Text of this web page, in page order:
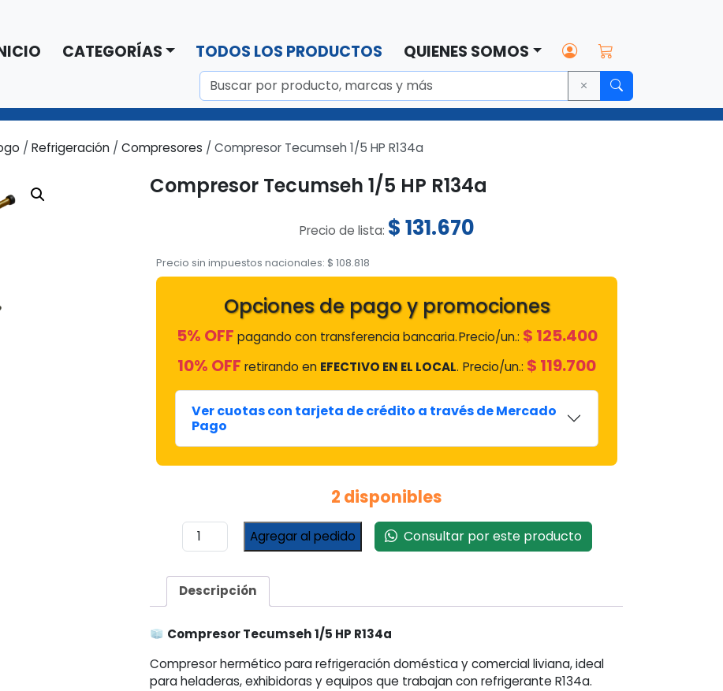
CATEGORÍAS TODOS LOS PRODUCTOS QUIENES SOMOS
/ Refrigeración / Compresores / Compresor Tecumseh 1/5 HP R134a
Compresor Tecumseh 1/5 HP R134a
Precio de lista: $131.670
Precio sin impuestos nacionales:$ 108.818
Opciones de pago y promociones
5% OFF pagando con transferencia bancaria.Precio/un.: $ 125.400
10% OFF retirando en EFECTIVO EN EL LOCAL. Precio/un.: $ 119.700
Ver cuotas con tarjeta de crédito a través de Mercado
Pago
2 disponibles
Compresor
Tecumseh
HP
R134a
Agregar al pedido Consultar por este producto
Descripción
Compresor Tecumseh 1/5 HP R134a
Compresor hermético para refrigeración doméstica y comercial liviana, ideal
para heladeras, exhibidoras y equipos que trabajan con refrigerante R134a.